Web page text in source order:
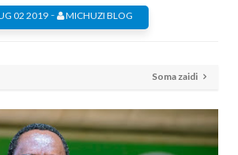
02 2019- MICHUZI BLOG
Soma zaidi